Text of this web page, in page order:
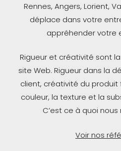
Rennes, Angers, Lorient,
déplace dans votre
appréhender votre
Rigueur et créativité sont
site Web. Rigueur dans la
client, créativité du produit
couleur, la texture et la
C’est ce à quoi
Voir nos